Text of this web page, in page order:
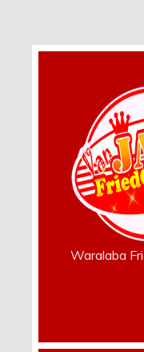
Waralaba